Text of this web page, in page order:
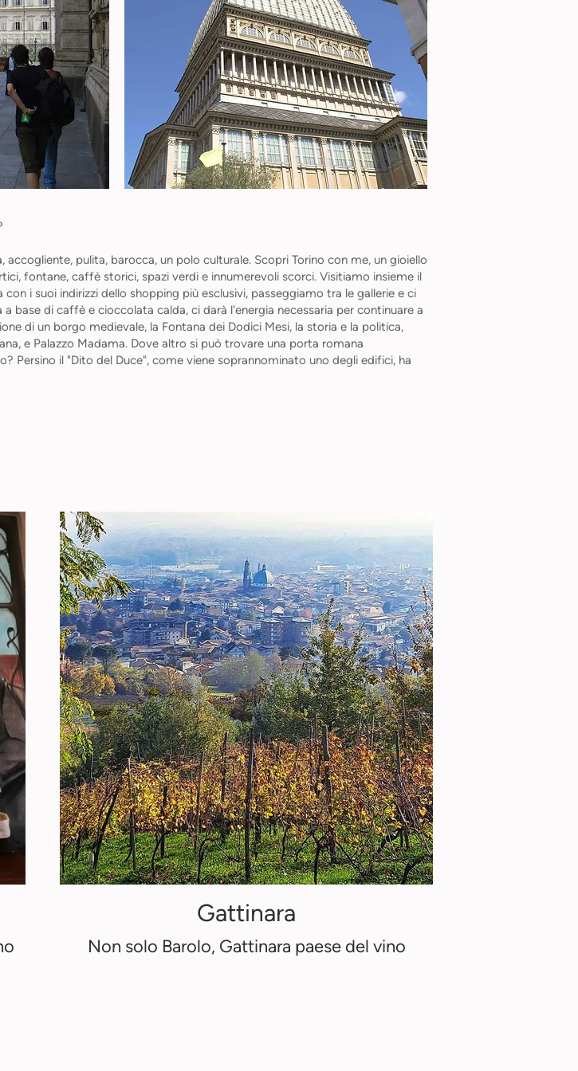
pulita, barocca, un polo culturale. Scopri Torino con me, un gioiello
fontane, caffè storici, spazi verdi e innumerevoli scorci. Visitiamo insieme il
i suoi indirizzi dello shopping più esclusivi, passeggiamo tra le gallerie e ci
base di caffè e cioccolata calda, ci darà l'energia necessaria per continuare a
di un borgo medievale, la Fontana dei Dodici Mesi, la storia e la politica,
e Palazzo Madama. Dove altro si può trovare una porta romana
Persino il "Dito del Duce", come viene soprannominato uno degli edifici, ha
Gattinara
Non solo Barolo, Gattinara paese del vino